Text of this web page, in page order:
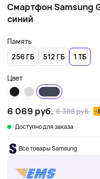
Смартфон Samsung
синий
Память
256 ГБ
512 ГБ 1 ТБ
Цвет
6 069 руб. 6 388 руб. -
Доступно для заказа
Все товары Samsung